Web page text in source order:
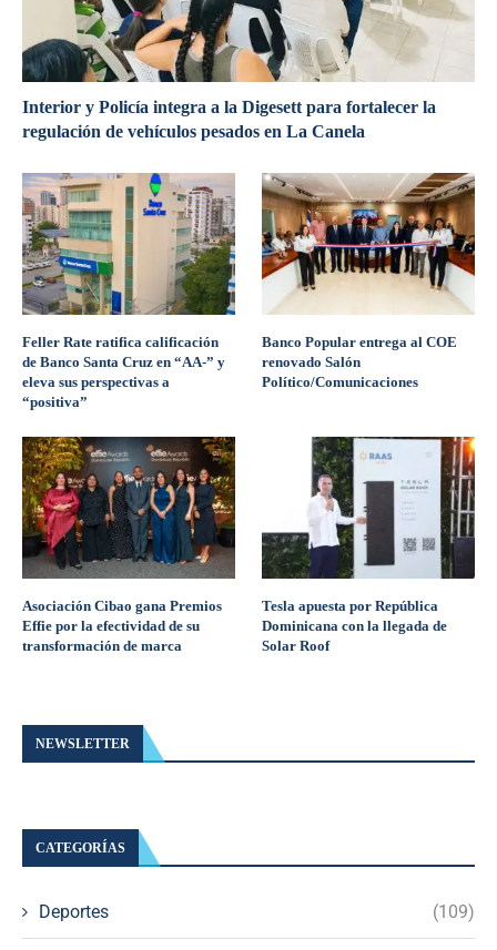
Interior y Policía integra a la Digesett para fortalecer la
regulación de vehículos pesados en La Canela
Feller Rate ratifica calificación
de Banco Santa Cruz en “AA-” y
eleva sus perspectivas a
“positiva”
Banco Popular entrega al COE
renovado Salón
Político/Comunicaciones
Asociación Cibao gana Premios
Effie por la efectividad de su
transformación de marca
Tesla apuesta por República
Dominicana con la llegada de
Solar Roof
NEWSLETTER
CATEGORÍAS
Deportes (109)